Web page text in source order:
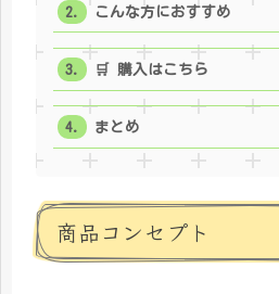
こんな方におすすめ
🛒 購入はこちら
まとめ
商品コンセプト